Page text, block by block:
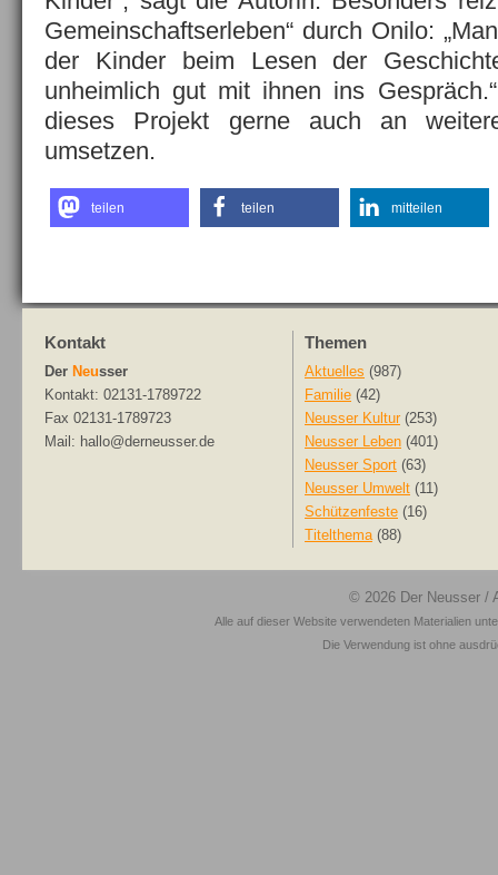
Gemeinschaftserleben“ durch Onilo:
der Kinder beim Lesen der
unheimlich gut mit ihnen ins
dieses Projekt gerne auch an
umsetzen.
teilen teilen mitteilen
Kontakt
Der Neusser
Kontakt: 02131-1789722
Fax 02131-1789723
Mail: hallo@derneusser.de
Themen
Aktuelles (987)
Familie (42)
Neusser Kultur (253)
Neusser Leben (401)
Neusser Sport (63)
Neusser Umwelt (11)
Schützenfeste (16)
Titelthema(88)
© 2026 Der Neusser /
Alle auf dieser Website verwendeten Materialien
Die Verwendung ist ohne